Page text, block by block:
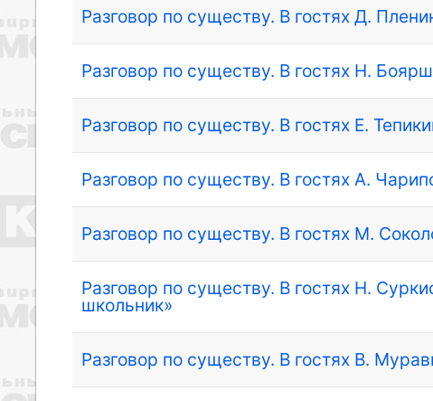
Разговор по существу. В гостях Д.
Разговор по существу. В гостях Н.
Разговор по существу. В гостях Е.
Разговор по существу. В гостях А.
Разговор по существу. В гостях М.
Разговор по существу. В гостях Н.
школьник»
Разговор по существу. В гостях В.